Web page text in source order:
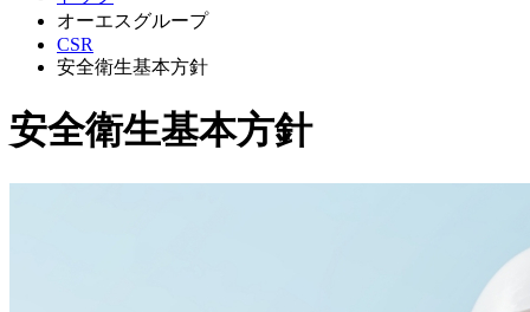
オーエスグループ
CSR
安全衛生基本方針
安全衛生基本方針